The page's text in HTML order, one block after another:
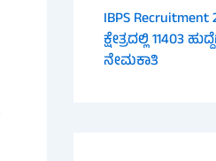
IBPS
ಕ್ಷೇತ್ರದಲ್ಲಿ 11403
ನೇಮಕಾತಿ